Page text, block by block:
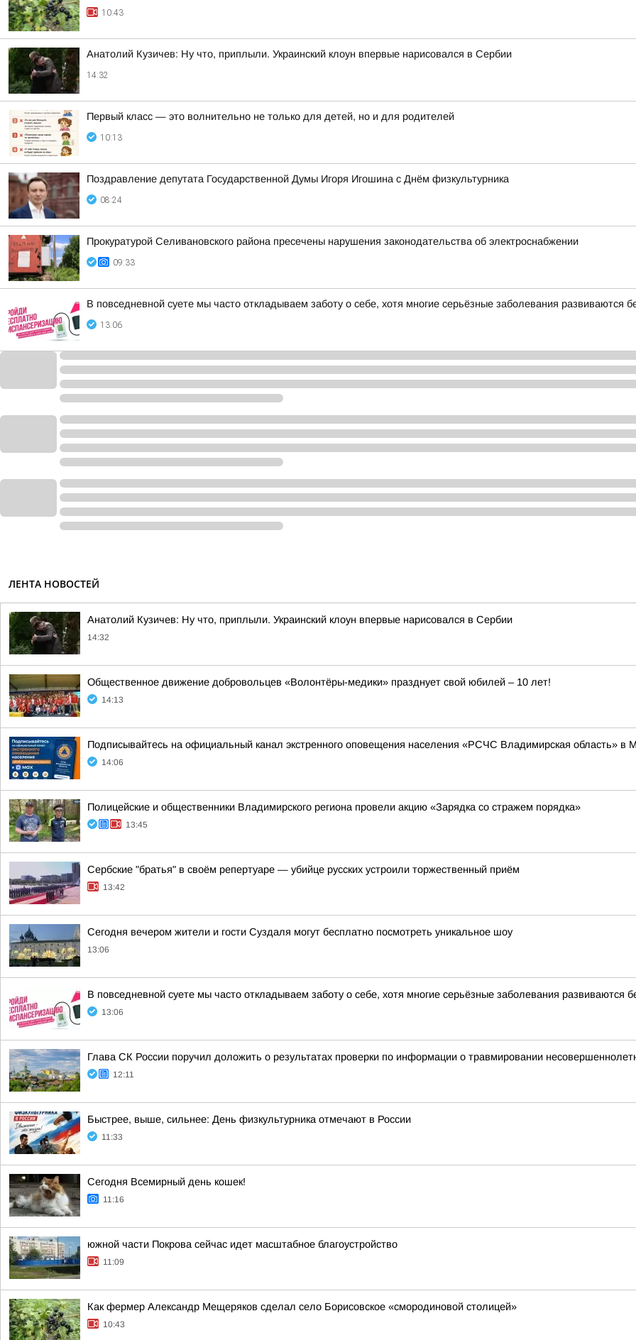
10:43
Анатолий Кузичев: Ну что, приплыли. Украинский клоун впервые нарисовался в Сербии
14:32
Первый класс — это волнительно не только для детей, но и для родителей
10:13
Поздравление депутата Государственной Думы Игоря Игошина с Днём физкультурника
08:24
Прокуратурой Селивановского района пресечены нарушения законодательства об электроснабжении
09:33
В повседневной суете мы часто откладываем заботу о себе, хотя многие серьёзные заболевания развиваются
13:06
ЛЕНТА НОВОСТЕЙ
Анатолий Кузичев: Ну что, приплыли. Украинский клоун впервые нарисовался в Сербии
14:32
Общественное движение добровольцев «Волонтёры-медики» празднует свой юбилей – 10 лет!
14:13
Подписывайтесь на официальный канал экстренного оповещения населения «РСЧС Владимирская область» в
14:06
Полицейские и общественники Владимирского региона провели акцию «Зарядка со стражем порядка»
13:45
Сербские "братья" в своём репертуаре — убийце русских устроили торжественный приём
13:42
Сегодня вечером жители и гости Суздаля могут бесплатно посмотреть уникальное шоу
13:06
В повседневной суете мы часто откладываем заботу о себе, хотя многие серьёзные заболевания развиваются
13:06
Глава СК России поручил доложить о результатах проверки по информации о травмировании
12:11
Быстрее, выше, сильнее: День физкультурника отмечают в России
11:33
Сегодня Всемирный день кошек!
11:16
южной части Покрова сейчас идет масштабное благоустройство
11:09
Как фермер Александр Мещеряков сделал село Борисовское «смородиновой столицей»
10:43